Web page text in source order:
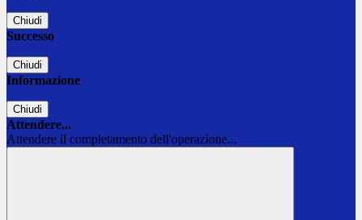
Chiudi
Successo
Chiudi
Informazione
Chiudi
Attendere...
Attendere il completamento dell'operazione...